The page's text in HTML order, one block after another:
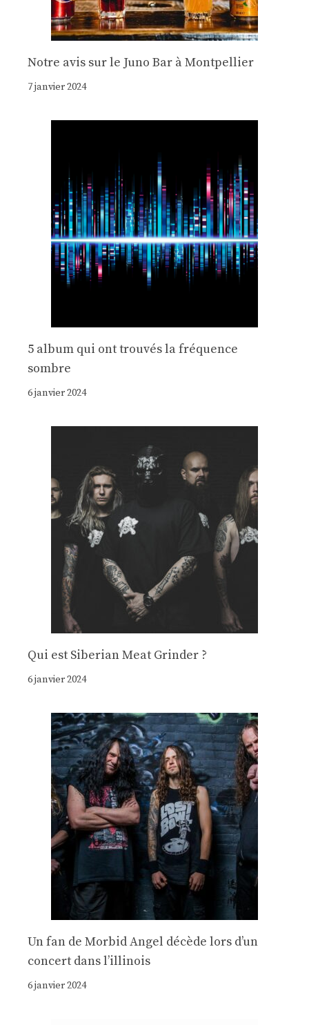
Notre avis sur le Juno Bar à Montpellier
7 janvier 2024
5 album qui ont trouvés la fréquence
sombre
6 janvier 2024
Qui est Siberian Meat Grinder ?
6 janvier 2024
Un fan de Morbid Angel décède lors d’un
concert dans l’illinois
6 janvier 2024